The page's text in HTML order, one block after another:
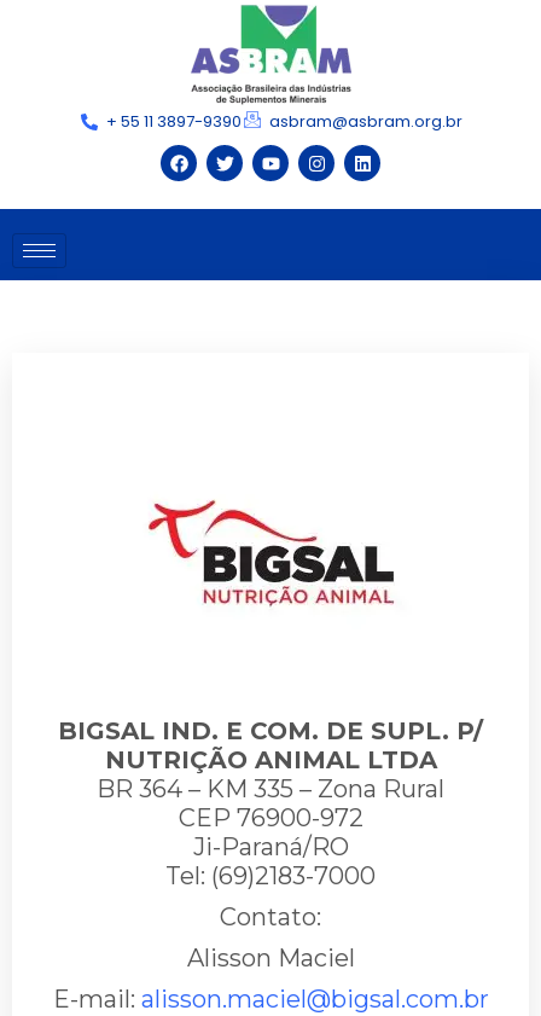
+ 55 11 3897-9390 asbram@asbram.org.br
BIGSAL IND. E COM. DE SUPL. P/
NUTRIÇÃO ANIMAL LTDA
BR 364 – KM 335 – Zona Rural
CEP 76900-972
Ji-Paraná/RO
Tel: (69)2183-7000
Contato:
Alisson Maciel
E-mail: alisson.maciel@bigsal.com.br